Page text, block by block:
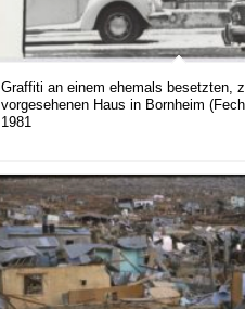
Graffiti an einem ehemals besetzten,
vorgesehenen Haus in Bornheim
1981